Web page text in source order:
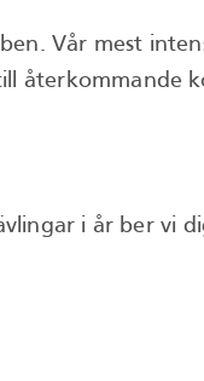
Vår mest
återkommande
i år ber vi